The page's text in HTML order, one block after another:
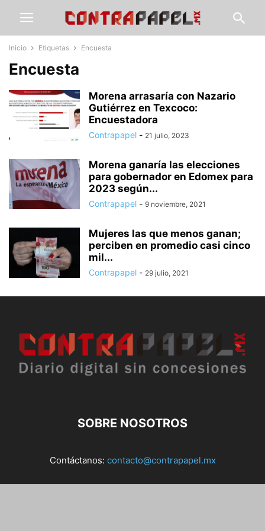
Inicio Etiquetas Encuesta
Encuesta
Morena arrasaría con Nazario
Gutiérrez en Texcoco:
Encuestadora
Contrapapel - 21 julio, 2023
Morena ganaría las elecciones
para gobernador en Edomex para
2023 según...
Contrapapel - 9 noviembre, 2021
Mujeres las que menos ganan;
perciben en promedio casi cinco
mil...
Contrapapel - 29 julio, 2021
SOBRE NOSOTROS
Contáctanos: contacto@contrapapel.mx